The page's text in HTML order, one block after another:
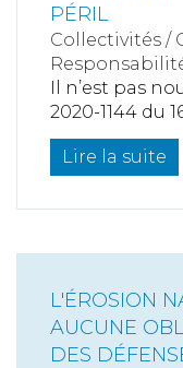
PÉRIL
Collectivités /
Il n’est pas
2020-1144 du
Lire la suite
L'ÉROSION
AUCUNE
DES